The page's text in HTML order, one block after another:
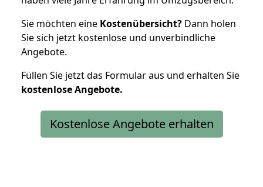
Sie möchten eine Kostenübersicht? Dann holen
Sie sich jetzt kostenlose und unverbindliche
Angebote.
Füllen Sie jetzt das Formular aus und erhalten Sie
kostenloseAngebote.
Kostenlose Angebote erhalten